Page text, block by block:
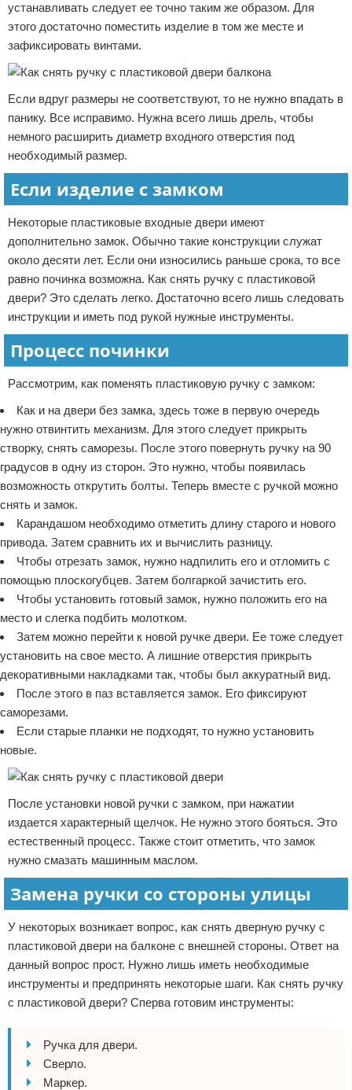
устанавливать следует ее точно таким же образом. Для
этого достаточно поместить изделие в том же месте и
зафиксировать винтами.
Если вдруг размеры не соответствуют, то не нужно впадать в
панику. Все исправимо. Нужна всего лишь дрель, чтобы
немного расширить диаметр входного отверстия под
необходимый размер.
Если изделие с замком
Некоторые пластиковые входные двери имеют
дополнительно замок. Обычно такие конструкции служат
около десяти лет. Если они износились раньше срока, то все
равно починка возможна. Как снять ручку с пластиковой
двери? Это сделать легко. Достаточно всего лишь следовать
инструкции и иметь под рукой нужные инструменты.
Процесс починки
Рассмотрим, как поменять пластиковую ручку с замком:
Как и на двери без замка, здесь тоже в первую очередь
нужно отвинтить механизм. Для этого следует прикрыть
створку, снять саморезы. После этого повернуть ручку на 90
градусов в одну из сторон. Это нужно, чтобы появилась
возможность открутить болты. Теперь вместе с ручкой можно
снять и замок.
Карандашом необходимо отметить длину старого и нового
привода. Затем сравнить их и вычислить разницу.
Чтобы отрезать замок, нужно надпилить его и отломить с
помощью плоскогубцев. Затем болгаркой зачистить его.
Чтобы установить готовый замок, нужно положить его на
место и слегка подбить молотком.
Затем можно перейти к новой ручке двери. Ее тоже следует
установить на свое место. А лишние отверстия прикрыть
декоративными накладками так, чтобы был аккуратный вид.
После этого в паз вставляется замок. Его фиксируют
саморезами.
Если старые планки не подходят, то нужно установить
новые.
После установки новой ручки с замком, при нажатии
издается характерный щелчок. Не нужно этого бояться. Это
естественный процесс. Также стоит отметить, что замок
нужно смазать машинным маслом.
Замена ручки со стороны улицы
У некоторых возникает вопрос, как снять дверную ручку с
пластиковой двери на балконе с внешней стороны. Ответ на
данный вопрос прост. Нужно лишь иметь необходимые
инструменты и предпринять некоторые шаги. Как снять ручку
с пластиковой двери? Сперва готовим инструменты:
Ручка для двери.
Сверло.
Маркер.